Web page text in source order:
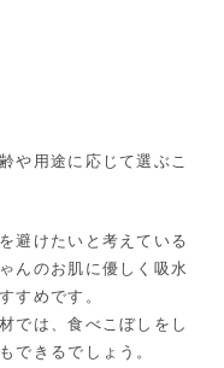
や用途に応じて選ぶこ
避けたいと考えている
んのお肌に優しく吸水
すめです。
では、食べこぼしをし
できるでしょう。